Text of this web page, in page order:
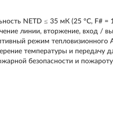
NETD ≤ 35 мК (25 °C, F# =
линии, вторжение, вход /
режим тепловизионного
температуры и передачу
безопасности и